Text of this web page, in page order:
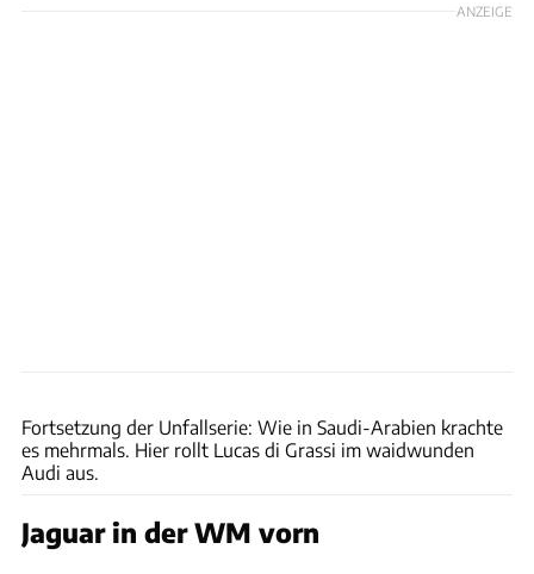
ANZEIGE
Fortsetzung der Unfallserie: Wie in Saudi-Arabien krachte
es mehrmals. Hier rollt Lucas di Grassi im waidwunden
Audi aus.
Jaguar in der WM vorn